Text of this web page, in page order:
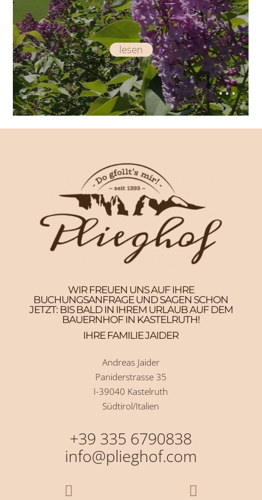
lesen
WIR FREUEN UNS AUF IHRE
BUCHUNGSANFRAGE UND SAGEN SCHON
JETZT: BIS BALD IN IHREM URLAUB AUF DEM
BAUERNHOF IN KASTELRUTH!
IHRE FAMILIE JAIDER
Andreas Jaider
Paniderstrasse 35
I-39040 Kastelruth
Südtirol/Italien
+39 335 6790838
info@plieghof.com
 